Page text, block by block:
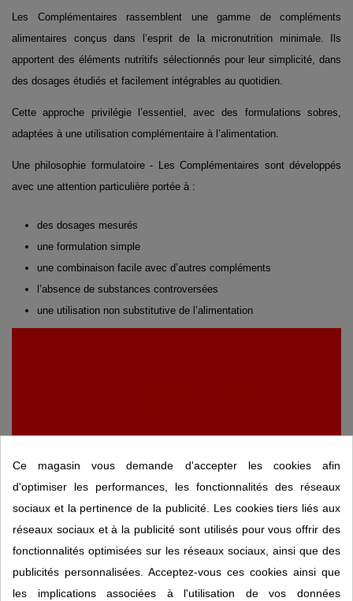
Les Complémentaires rassemblent une gamme de compléments
alimentaires conçus dans l’esprit de la micronutrition minimale. Ils
apportent des éléments nutritifs sélectionnés pour leur simplicité, dans
des dosages étudiés et facilement intégrables au quotidien.
Cette approche privilégie l’essentiel, avec des formulations sobres,
adaptées à une utilisation complémentaire à l’alimentation.
Une philosophie formulatoire - Les Complémentaires sont développés
avec une attention particulière portée à :
des dosages mesurés
une formulation simple
une combinaison facile avec d’autres compléments
l’absence de substances controversées
une utilisation non substitutive de l’alimentation
Ce magasin vous demande d'accepter les cookies afin
d'optimiser les performances, les fonctionnalités des réseaux
sociaux et la pertinence de la publicité. Les cookies tiers liés aux
réseaux sociaux et à la publicité sont utilisés pour vous offrir des
fonctionnalités optimisées sur les réseaux sociaux, ainsi que des
publicités personnalisées. Acceptez-vous ces cookies ainsi que
les implications associées à l'utilisation de vos données